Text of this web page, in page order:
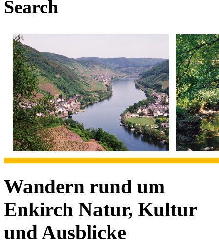
Search
Wandern rund um
Enkirch Natur, Kultur
und Ausblicke